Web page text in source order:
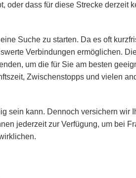
oder dass für diese Strecke derzeit
Suche zu starten. Da es oft
Verbindungen ermöglichen.
um die für Sie am besten
Zwischenstopps und vielen
sein kann. Dennoch versichern wir
jederzeit zur Verfügung, um bei